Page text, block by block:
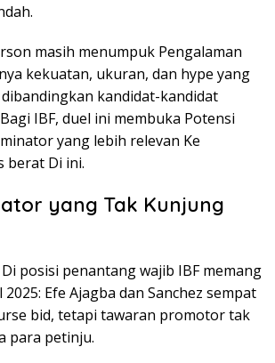
masih menumpuk Pengalaman
kekuatan, ukuran, dan hype yang
kandidat-kandidat
IBF, duel ini membuka Potensi
yang lebih relevan Ke
berat Di ini.
yang Tak Kunjung
posisi penantang wajib IBF memang
Efe Ajagba dan Sanchez sempat
bid, tetapi tawaran promotor tak
para petinju.